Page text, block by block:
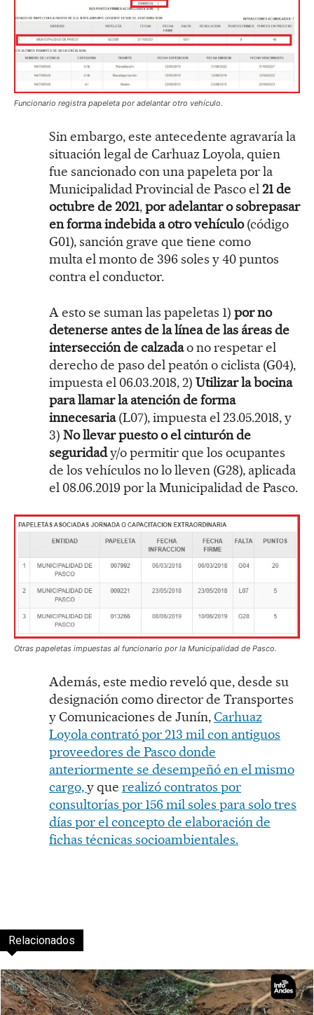
Funcionario registra papeleta por adelantar otro vehículo.
Sin embargo, este antecedente agravaría la
situación legal de Carhuaz Loyola, quien
fue sancionado con una papeleta por la
Municipalidad Provincial de Pasco el21 de
octubre de 2021,por adelantar o sobrepasar
en forma indebida a otro vehículo(código
G01), sanción grave que tiene como
multa el monto de 396 soles y 40 puntos
contra el conductor.
A esto se suman las papeletas 1) por no
detenerse antes de la línea de las áreas de
intersección de calzadao no respetar el
derecho de paso del peatón o ciclista (G04),
impuesta el 06.03.2018, 2) Utilizar la bocina
para llamar la atención de forma
innecesaria(L07), impuesta el 23.05.2018, y
3) No llevar puesto o el cinturón de
seguridady/o permitir que los ocupantes
de los vehículos no lo lleven (G28), aplicada
el 08.06.2019 por la Municipalidad de Pasco.
Otras papeletas impuestas al funcionario por la Municipalidad de Pasco.
Además, este medio reveló que, desde su
designación como director de Transportes
y Comunicaciones de Junín,Carhuaz
Loyola contrató por 213 mil con antiguos
proveedores de Pasco donde
anteriormente se desempeñó en el mismo
cargo,y que realizó contratos por
consultorías por 156 mil soles para solo tres
días por el concepto de elaboración de
fichas técnicas socioambientales.
Relacionados